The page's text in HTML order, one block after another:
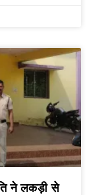
ने लकड़ी से